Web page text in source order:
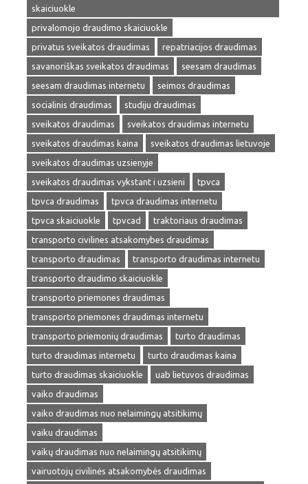
skaiciuokle
privalomojo draudimo skaiciuokle
privatus sveikatos draudimas
repatriacijos draudimas
savanoriškas sveikatos draudimas
seesam draudimas
seesam draudimas internetu
seimos draudimas
socialinis draudimas
studiju draudimas
sveikatos draudimas
sveikatos draudimas internetu
sveikatos draudimas kaina
sveikatos draudimas lietuvoje
sveikatos draudimas uzsienyje
sveikatos draudimas vykstant i uzsieni
tpvca
tpvca draudimas
tpvca draudimas internetu
tpvca skaiciuokle
tpvcad
traktoriaus draudimas
transporto civilines atsakomybes draudimas
transporto draudimas
transporto draudimas internetu
transporto draudimo skaiciuokle
transporto priemones draudimas
transporto priemones draudimas internetu
transporto priemonių draudimas
turto draudimas
turto draudimas internetu
turto draudimas kaina
turto draudimas skaiciuokle
uab lietuvos draudimas
vaiko draudimas
vaiko draudimas nuo nelaimingų atsitikimų
vaiku draudimas
vaikų draudimas nuo nelaimingų atsitikimų
vairuotojų civilinės atsakomybės draudimas